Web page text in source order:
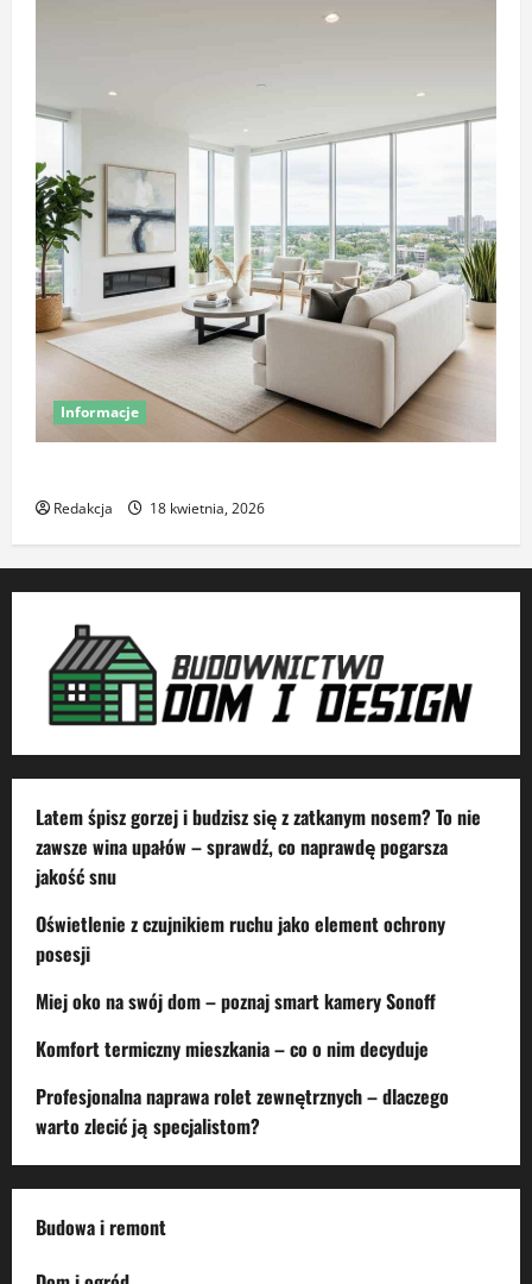
Informacje
Redakcja 18 kwietnia, 2026
Latem śpisz gorzej i budzisz się z zatkanym nosem? To nie
zawsze wina upałów – sprawdź, co naprawdę pogarsza
jakość snu
Oświetlenie z czujnikiem ruchu jako element ochrony
posesji
Miej oko na swój dom – poznaj smart kamery Sonoff
Komfort termiczny mieszkania – co o nim decyduje
Profesjonalna naprawa rolet zewnętrznych – dlaczego
warto zlecić ją specjalistom?
Budowa i remont